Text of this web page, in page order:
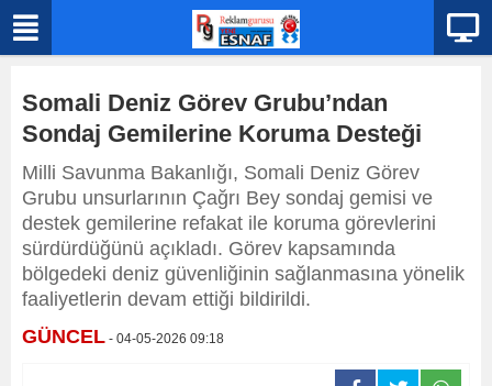
Somali Deniz Görev Grubu’ndan
Sondaj Gemilerine Koruma Desteği
Milli Savunma Bakanlığı, Somali Deniz Görev
Grubu unsurlarının Çağrı Bey sondaj gemisi ve
destek gemilerine refakat ile koruma görevlerini
sürdürdüğünü açıkladı. Görev kapsamında
bölgedeki deniz güvenliğinin sağlanmasına yönelik
faaliyetlerin devam ettiği bildirildi.
GÜNCEL - 04-05-2026 09:18